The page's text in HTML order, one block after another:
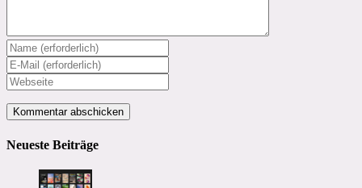
Gib
deinen
Namen
oder
Benutzernamen
zum
ein
Gib
deine
E-
Mail-
Adresse
Kommentieren
Gib
deine
Website-
URL
ein
(optional)
Neueste Beiträge